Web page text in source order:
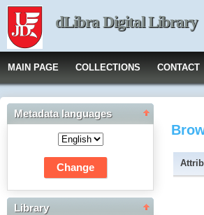
dLibra Digital Library
MAIN PAGE COLLECTIONS CONTACT
Metadata languages
Library